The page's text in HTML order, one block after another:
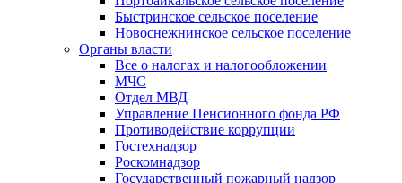
Быстринское сельское поселение
Новоснежнинское сельское поселение
Органы власти
Все о налогах и налогообложении
МЧС
Отдел МВД
Управление Пенсионного фонда РФ
Противодействие коррупции
Гостехнадзор
Роскомнадзор
Государственный пожарный надзор